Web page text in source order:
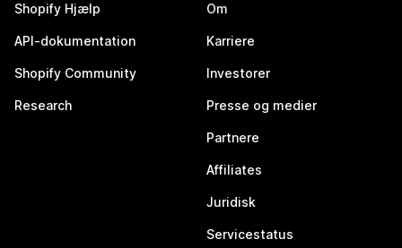
Shopify Hjælp
API-dokumentation
Shopify Community
Research
Om
Karriere
Investorer
Presse og medier
Partnere
Affiliates
Juridisk
Servicestatus